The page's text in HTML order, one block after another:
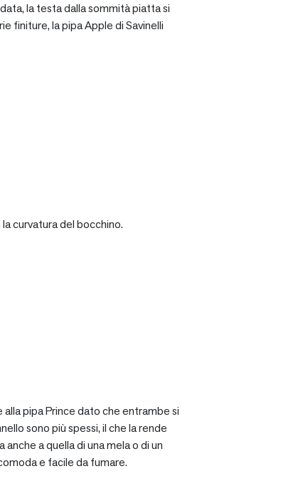
la testa dalla sommità piatta si
finiture, la pipa Apple di Savinelli
curvatura del bocchino.
pipa Prince dato che entrambe si
sono più spessi, il che la rende
a quella di una mela o di un
e facile da fumare.